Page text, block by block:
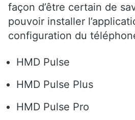
façon d’être certain de
pouvoir installer
configuration du
HMD Pulse
HMD Pulse Plus
HMD Pulse Pro